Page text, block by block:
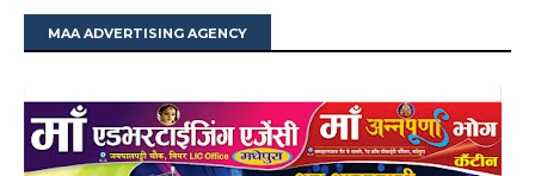
MAA ADVERTISING AGENCY